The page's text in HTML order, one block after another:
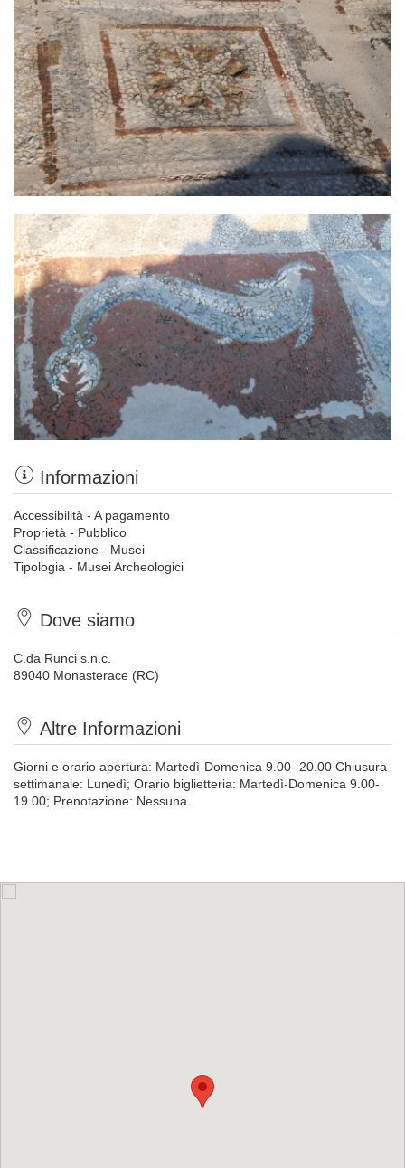
Informazioni
Accessibilità - A pagamento
Proprietà - Pubblico
Classificazione - Musei
Tipologia - Musei Archeologici
Dove siamo
C.da Runci s.n.c.
89040 Monasterace (RC)
Altre Informazioni
Giorni e orario apertura: Martedì-Domenica 9.00- 20.00 Chiusura
settimanale: Lunedì; Orario biglietteria: Martedì-Domenica 9.00-
19.00; Prenotazione: Nessuna.